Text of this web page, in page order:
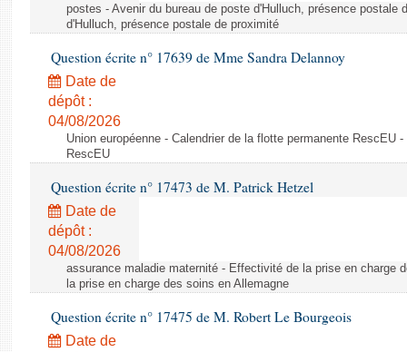
Baromètre de l’application des lois
Dossiers législatifs
Budget et sécurité sociale
Questions écrites et orales
Comptes rendus des débats
postes - Avenir du bureau de poste d'Hulluch, présence postale
d'Hulluch, présence postale de proximité
Question écrite n° 17639 de Mme Sandra Delannoy
Date de
dépôt :
04/08/2026
Union européenne - Calendrier de la flotte permanente RescEU
RescEU
Question écrite n° 17473 de M. Patrick Hetzel
Date de
dépôt :
04/08/2026
assurance maladie maternité - Effectivité de la prise en charge
la prise en charge des soins en Allemagne
Question écrite n° 17475 de M. Robert Le Bourgeois
Date de